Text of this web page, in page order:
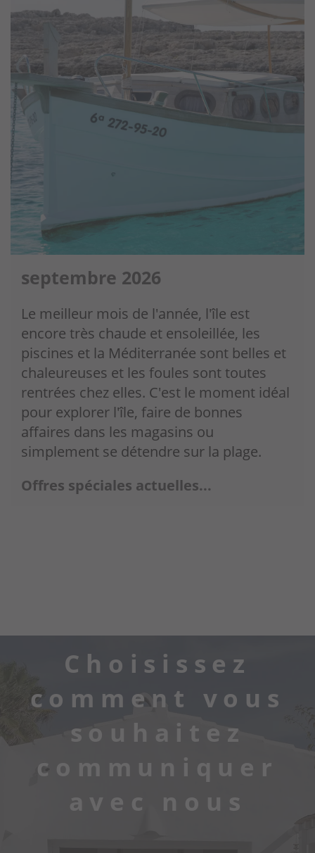
septembre 2026
Le meilleur mois de l'année, l'île est
encore très chaude et ensoleillée, les
piscines et la Méditerranée sont belles et
chaleureuses et les foules sont toutes
rentrées chez elles. C'est le moment idéal
pour explorer l'île, faire de bonnes
affaires dans les magasins ou
simplement se détendre sur la plage.
Offres spéciales actuelles...
Choisissez
comment vous
souhaitez
communiquer
avec nous